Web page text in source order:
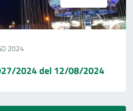
2024
2024 del 12/08/2024